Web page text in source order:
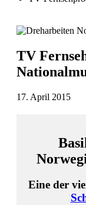
TV
17. April 2015
Eine der